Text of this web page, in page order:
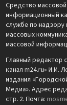
Средство
информационный
службе по надзору
массовых
массовой
Главный редактор
канал m24.ru» И.И.
издания
Медиа». Адрес
стр. 2. Почта: